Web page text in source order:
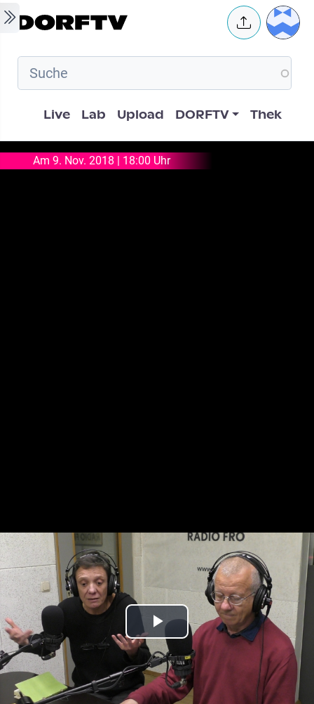
Skip to main content User
Hauptnavigation
Live Lab Upload DORFTV Thek
Am 9. Nov. 2018 | 18:00 Uhr
Play
Video